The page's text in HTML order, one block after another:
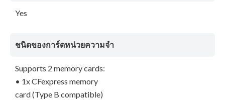
Yes
ชนิดของการ์ดหน่วยความจำ
Supports 2 memory cards:
• 1x CFexpress memory
card (Type B compatible)